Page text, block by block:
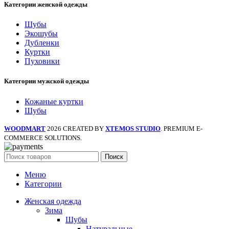
Категории женской одежды
Шубы
Экошубы
Дубленки
Куртки
Пуховики
Категории мужской одежды
Кожаные куртки
Шубы
WOODMART 2026 CREATED BY XTEMOS STUDIO . PREMIUM E-
COMMERCE SOLUTIONS.
Поиск
Меню
Категории
Женская одежда
Зима
Шубы